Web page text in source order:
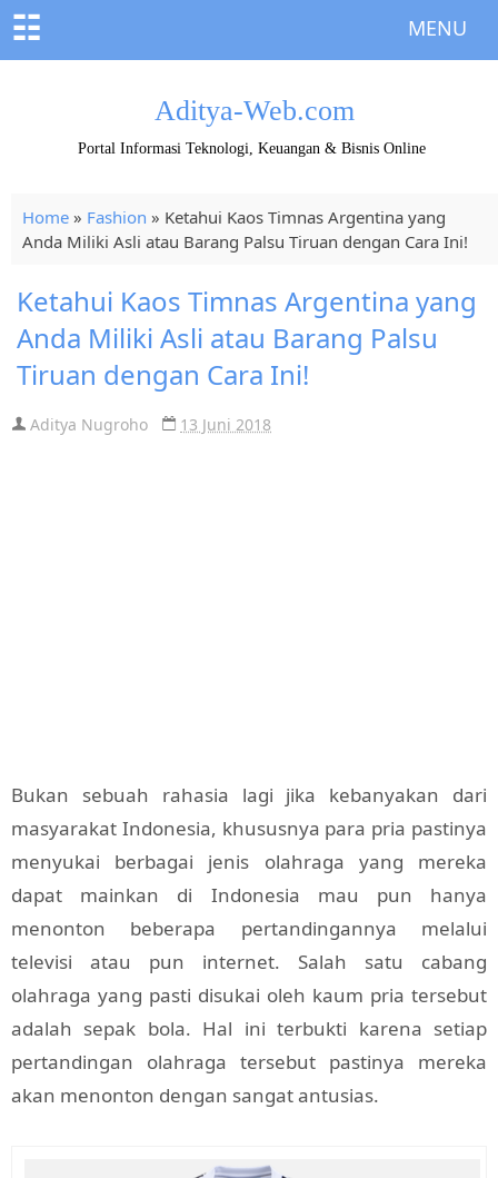
☷ MENU
Aditya-Web.com
Portal Informasi Teknologi, Keuangan & Bisnis Online
Home » Fashion » Ketahui Kaos Timnas Argentina yang
Anda Miliki Asli atau Barang Palsu Tiruan dengan Cara Ini!
Ketahui Kaos Timnas Argentina yang
Anda Miliki Asli atau Barang Palsu
Tiruan dengan Cara Ini!
Aditya Nugroho 13 Juni 2018
Bukan sebuah rahasia lagi jika kebanyakan dari
masyarakat Indonesia, khususnya para pria pastinya
menyukai berbagai jenis olahraga yang mereka
dapat mainkan di Indonesia mau pun hanya
menonton beberapa pertandingannya melalui
televisi atau pun internet. Salah satu cabang
olahraga yang pasti disukai oleh kaum pria tersebut
adalah sepak bola. Hal ini terbukti karena setiap
pertandingan olahraga tersebut pastinya mereka
akan menonton dengan sangat antusias.